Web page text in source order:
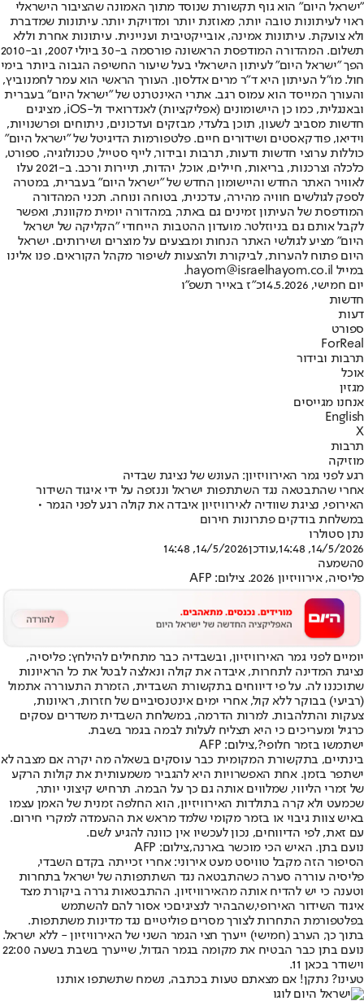
"ישראל היום" הוא גוף תקשורת שנוסד מתוך האמונה שהציבור הישראלי
ראוי לעיתונות טובה יותר, מאוזנת יותר ומדויקת יותר. עיתונות שמדברת
ולא צועקת. עיתונות אמינה, אובייקטיבית ועניינית. עיתונות אחרת וללא
תשלום. המהדורה המודפסת הראשונה פורסמה ב-30 ביולי 2007, וב-2010
הפך "ישראל היום" לעיתון הישראלי בעל שיעור החשיפה הגבוה ביותר בימי
חול. מו"ל העיתון היא ד"ר מרים אדלסון. העורך הראשי הוא עמר לחמנוביץ,
והעורך המייסד הוא עמוס רגב. אתרי האינטרנט של "ישראל היום" בעברית
ובאנגלית, כמו כן היישומונים (אפליקציות) לאנדרואיד ול-iOS, מציגים
חדשות מסביב לשעון, תוכן בלעדי, מבזקים ועדכונים, ניתוחים ופרשנויות,
וידיאו, פודקאסטים ושידורים חיים. פלטפורמות הדיגיטל של "ישראל היום"
כוללות ערוצי חדשות ודעות, תרבות ובידור, לייף סטייל, טכנולוגיה, ספורט,
כלכלה וצרכנות, בריאות, חיילים, אוכל, יהדות, תיירות ורכב. ב-2021 עלו
לאוויר האתר החדש והיישומון החדש של "ישראל היום" בעברית, במטרה
לספק לגולשים חוויה מהירה, עדכנית, בטוחה ונוחה. תכני המהדורה
המודפסת של העיתון זמינים גם באתר, במהדורה יומית מקוונת, ואפשר
לקבל אותם גם בניוזלטר. מועדון ההטבות הייחודי "הקליקה של ישראל
היום" מציע לגולשי האתר הנחות ומבצעים על מוצרים ושירותים. ישראל
היום פתוח להערות, לביקורת ולהצעות לשיפור מקהל הקוראים. פנו אלינו
במייל hayom@israelhayom.co.il.
יום חמישי, 14.5.2026
כ"ז באייר תשפ"ו
חדשות
דעות
ספורט
ForReal
תרבות ובידור
אוכל
מגזין
אנחנו מגייסים
English
X
תרבות
מוזיקה
רגע לפני גמר האירוויזיון: העונש של נציגת שבדיה
אחרי שהתבטאה נגד השתתפות ישראל וננזפה על ידי איגוד השידור
האירופי, נציגת שוודיה לאירוויזיון איבדה את קולה רגע לפני הגמר •
במשלחת בודקים פתרונות חירום
נתן סטולרו
14/5/2026, 14:48
,עודכן14/5/2026, 14:48
0השמעה
פליסיה, אירוויזיון 2026. צילום: AFP
יומיים לפני גמר האירוויזיון, ובשבדיה כבר מתחילים להילחץ: פליסיה,
נציגת המדינה לתחרות, איבדה את קולה ונאלצה לבטל את כל הראיונות
שתוכננו לה. על פי דיווחים בתקשורת השבדית, הזמרת התעוררה אתמול
(רביעי) בבוקר ללא קול, אחרי ימים אינטנסיביים של חזרות, ראיונות,
צעקות והתלהבות. למרות הדרמה, במשלחת השבדית משדרים עסקים
כרגיל ומעריכים כי היא תצליח לעלות לבמה בגמר בשבת.
ישתמשו בזמר חלופי?,צילום: AFP
בינתיים, בתקשורת המקומית כבר עוסקים בשאלה מה יקרה אם מצבה לא
ישתפר בזמן. אחת האפשרויות היא להגביר משמעותית את קולות הרקע
של זמרי הליווי, שמלווים אותה גם כך על הבמה. תרחיש קיצוני יותר,
שכמעט ולא קרה בתולדות האירוויזיון, הוא החלפה זמנית של האמן עצמו
באיש צוות גיבוי או בזמר מקומי שלמד מראש את ההעמדה למקרי חירום.
עם זאת, לפי הדיווחים, נכון לעכשיו אין כוונה להגיע לשם.
נועם בתן. האיש הכי מוכשר בארנה,צילום: AFP
הסיפור הזה מקבל טוויסט מעט אירוני: אחרי זכייתה בקדם השבדי,
פליסיה עוררה סערה כשהתבטאה נגד השתתפותה של ישראל בתחרות
וטענה כי יש להדיח אותה מהאירוויזיון. ההתבטאות גררה ביקורת מצד
איגוד השידור האירופי,שהבהיר לנציגיםכי אסור להם להשתמש
בפלטפורמת התחרות לצורך מסרים פוליטיים נגד מדינות משתתפות.
בתוך כך, הערב (חמישי) ייערך חצי הגמר השני של האירוויזיון - ללא ישראל.
נועם בתן כבר הבטיח את מקומה בגמר הגדול, שייערך בשבת בשעה 22:00
וישודר בכאן 11.
טעינו? נתקן! אם מצאתם טעות בכתבה, נשמח שתשתפו אותנו